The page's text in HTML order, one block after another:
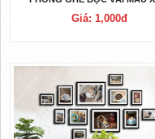
Giá: 1,000đ